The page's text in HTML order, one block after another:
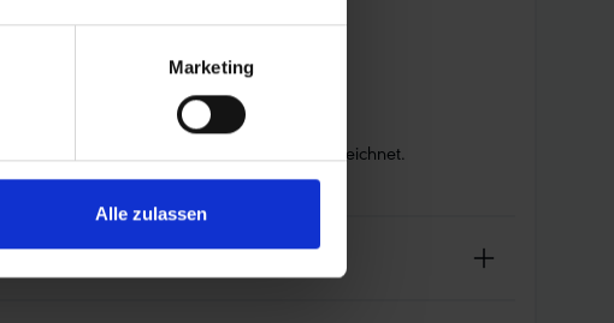
Marketing
Alle zulassen
oder “TUBE ONLY”-Reifen gekennzeichnet.